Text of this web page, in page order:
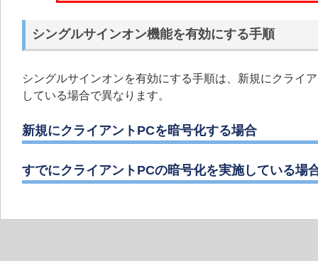
シングルサインオン機能を有効にする手順
シングルサインオンを有効にする手順は、新規にクライ
している場合で異なります。
新規にクライアントPCを暗号化する場合
すでにクライアントPCの暗号化を実施している場